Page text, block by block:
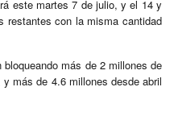
este martes 7 de julio, y el 14 y
restantes con la misma cantidad
más de 2 millones de
más de 4.6 millones desde abril